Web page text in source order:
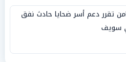
تقرر دعم أسر ضحايا حادث نفق
سويف